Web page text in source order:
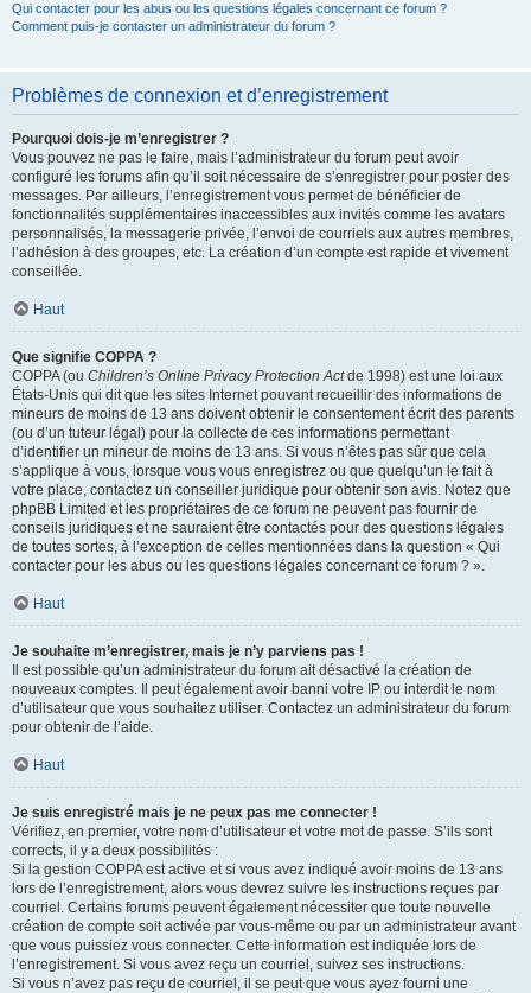
Qui contacter pour les abus ou les questions légales concernant ce forum ?
Comment puis-je contacter un administrateur du forum ?
Problèmes de connexion et d’enregistrement
Pourquoi dois-je m’enregistrer ?
Vous pouvez ne pas le faire, mais l’administrateur du forum peut avoir
configuré les forums afin qu’il soit nécessaire de s’enregistrer pour poster des
messages. Par ailleurs, l’enregistrement vous permet de bénéficier de
fonctionnalités supplémentaires inaccessibles aux invités comme les avatars
personnalisés, la messagerie privée, l’envoi de courriels aux autres membres,
l’adhésion à des groupes, etc. La création d’un compte est rapide et vivement
conseillée.
Haut
Que signifie COPPA ?
COPPA (ou Children’s Online Privacy Protection Actde 1998) est une loi aux
États-Unis qui dit que les sites Internet pouvant recueillir des informations de
mineurs de moins de 13 ans doivent obtenir le consentement écrit des parents
(ou d’un tuteur légal) pour la collecte de ces informations permettant
d’identifier un mineur de moins de 13 ans. Si vous n’êtes pas sûr que cela
s’applique à vous, lorsque vous vous enregistrez ou que quelqu’un le fait à
votre place, contactez un conseiller juridique pour obtenir son avis. Notez que
phpBB Limited et les propriétaires de ce forum ne peuvent pas fournir de
conseils juridiques et ne sauraient être contactés pour des questions légales
de toutes sortes, à l’exception de celles mentionnées dans la question « Qui
contacter pour les abus ou les questions légales concernant ce forum ? ».
Haut
Je souhaite m’enregistrer, mais je n’y parviens pas !
Il est possible qu’un administrateur du forum ait désactivé la création de
nouveaux comptes. Il peut également avoir banni votre IP ou interdit le nom
d’utilisateur que vous souhaitez utiliser. Contactez un administrateur du forum
pour obtenir de l’aide.
Haut
Je suis enregistré mais je ne peux pas me connecter !
Vérifiez, en premier, votre nom d’utilisateur et votre mot de passe. S’ils sont
corrects, il y a deux possibilités :
Si la gestion COPPA est active et si vous avez indiqué avoir moins de 13 ans
lors de l’enregistrement, alors vous devrez suivre les instructions reçues par
courriel. Certains forums peuvent également nécessiter que toute nouvelle
création de compte soit activée par vous-même ou par un administrateur avant
que vous puissiez vous connecter. Cette information est indiquée lors de
l’enregistrement. Si vous avez reçu un courriel, suivez ses instructions.
Si vous n’avez pas reçu de courriel, il se peut que vous ayez fourni une